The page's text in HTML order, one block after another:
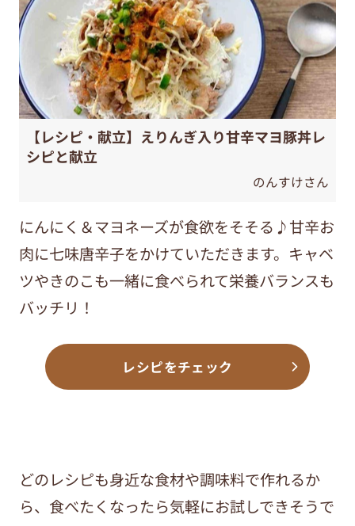
【レシピ・献立】えりんぎ入り甘辛マヨ豚丼レ
シピと献立
のんすけさん
にんにく＆マヨネーズが食欲をそそる♪甘辛お
肉に七味唐辛子をかけていただきます。キャベ
ツやきのこも一緒に食べられて栄養バランスも
バッチリ！
レシピをチェック
どのレシピも身近な食材や調味料で作れるか
ら、食べたくなったら気軽にお試しできそうで